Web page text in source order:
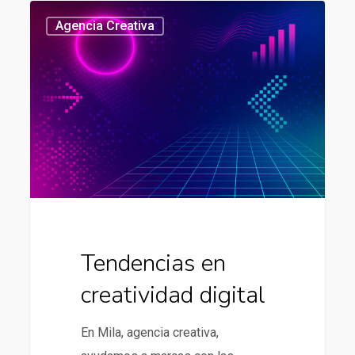
Tendencias
creatividad
digital
Agencia Creativa
Tendencias en
creatividad digital
En Mila, agencia creativa,
437